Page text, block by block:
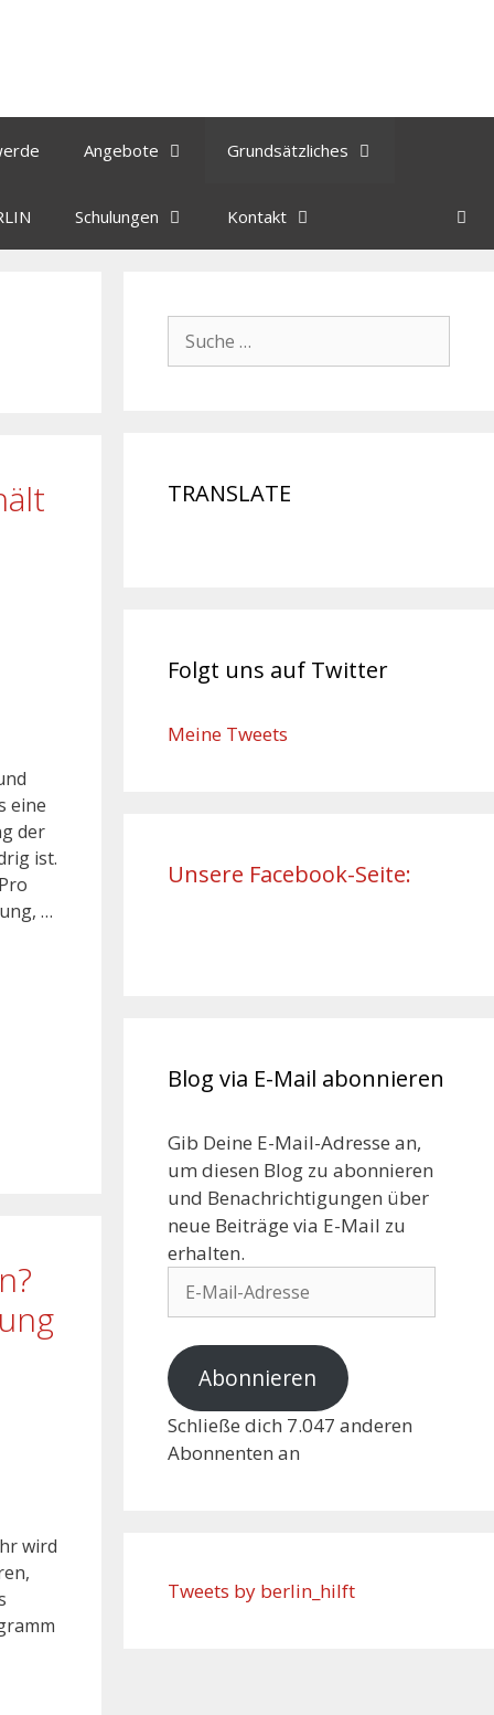
Angebote Grundsätzliches
Schulungen Kontakt
eine
der
ist.
…
wird
TRANSLATE
Folgt uns auf Twitter
Meine Tweets
Unsere Facebook-Seite:
Blog via E-Mail abonnieren
Gib Deine E-Mail-Adresse an,
um diesen Blog zu abonnieren
und Benachrichtigungen über
neue Beiträge via E-Mail zu
erhalten.
Abonnieren
Schließe dich 7.047 anderen
Abonnenten an
Tweets by berlin_hilft